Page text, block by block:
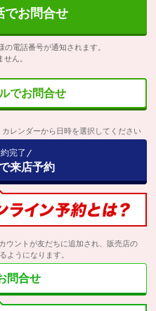
でお問合せ
電話番号が通知されます。
ん。
でお問合せ
レンダーから日時を選択してください
完了
来店予約
ウントが友だちに追加され、販売店の
ようになります。
問合せ